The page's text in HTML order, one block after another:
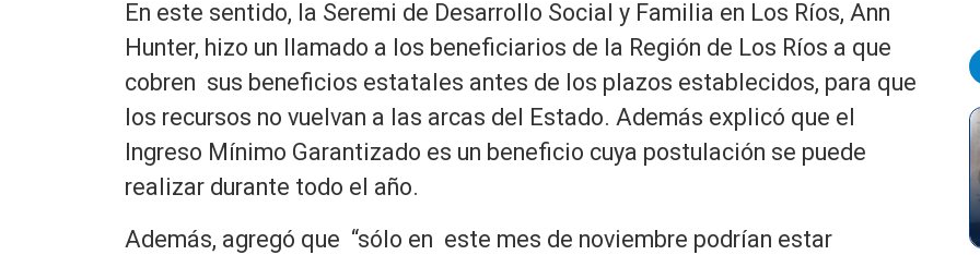
En este sentido, la Seremi de Desarrollo Social y Familia en Los Ríos, Ann
Hunter, hizo un llamado a los beneficiarios de la Región de Los Ríos a que
cobren sus beneficios estatales antes de los plazos establecidos, para que
los recursos no vuelvan a las arcas del Estado. Además explicó que el
Ingreso Mínimo Garantizado es un beneficio cuya postulación se puede
realizar durante todo el año.
Además, agregó que “sólo en este mes de noviembre podrían estar